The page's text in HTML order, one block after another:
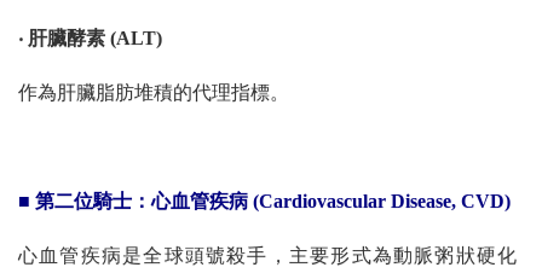
‧ 肝臟酵素 (ALT)
作為肝臟脂肪堆積的代理指標。
■ 第二位騎士：心血管疾病 (Cardiovascular Disease, CVD)
心血管疾病是全球頭號殺手，主要形式為動脈粥狀硬化